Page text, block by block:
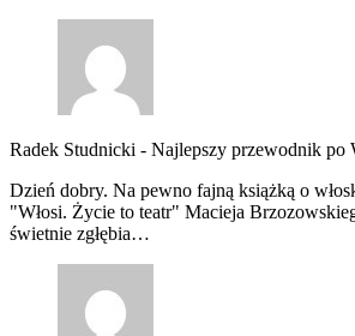
Radek Studnicki - Najlepszy przewodnik po
Dzień dobry. Na pewno fajną książką o
"Włosi. Życie to teatr" Macieja
świetnie zgłębia…